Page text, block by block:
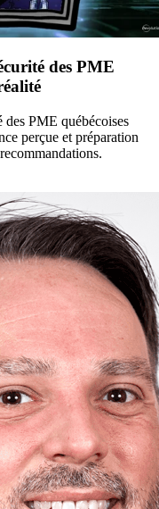
des PME
PME québécoises
perçue et préparation